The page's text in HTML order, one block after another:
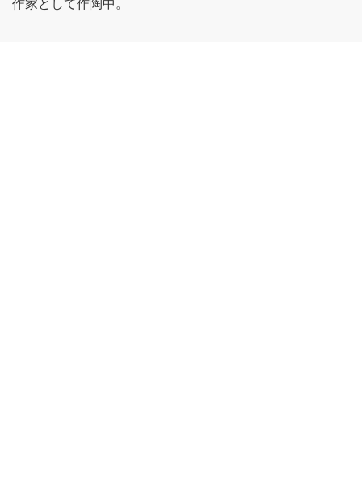
作家として作陶中。